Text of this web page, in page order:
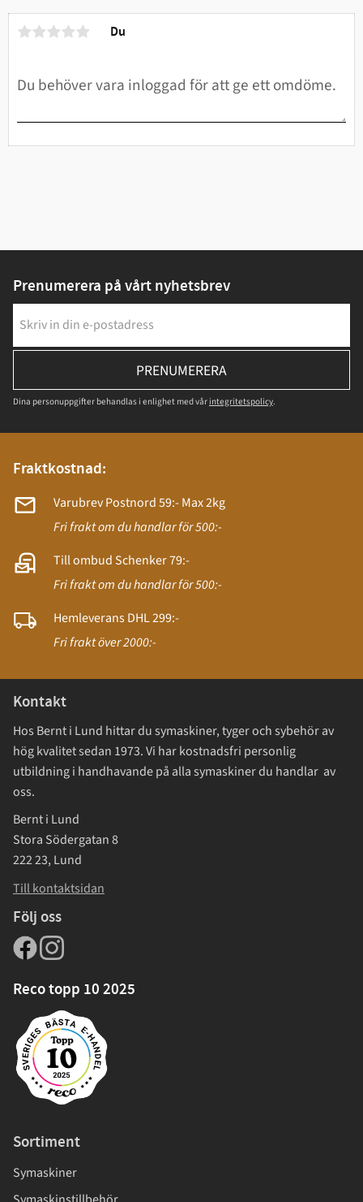
Du
Prenumerera på vårt nyhetsbrev
PRENUMERERA
Dina personuppgifter behandlas i enlighet med vår integritetspolicy.
Fraktkostnad:
Varubrev Postnord 59:- Max 2kg
Fri frakt om du handlar för 500:-
Till ombud Schenker 79:-
Fri frakt om du handlar för 500:-
Hemleverans DHL 299:-
Fri frakt över 2000:-
Kontakt
Hos Bernt i Lund hittar du symaskiner, tyger och sybehör av
hög kvalitet sedan 1973. Vi har kostnadsfri personlig
utbildning i handhavande på alla symaskiner du handlar av
oss.
Bernt i Lund
Stora Södergatan 8
222 23, Lund
Till kontaktsidan
Följ oss
Reco topp 10 2025
Sortiment
Symaskiner